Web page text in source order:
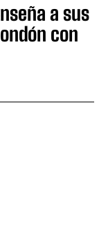
a sus
con